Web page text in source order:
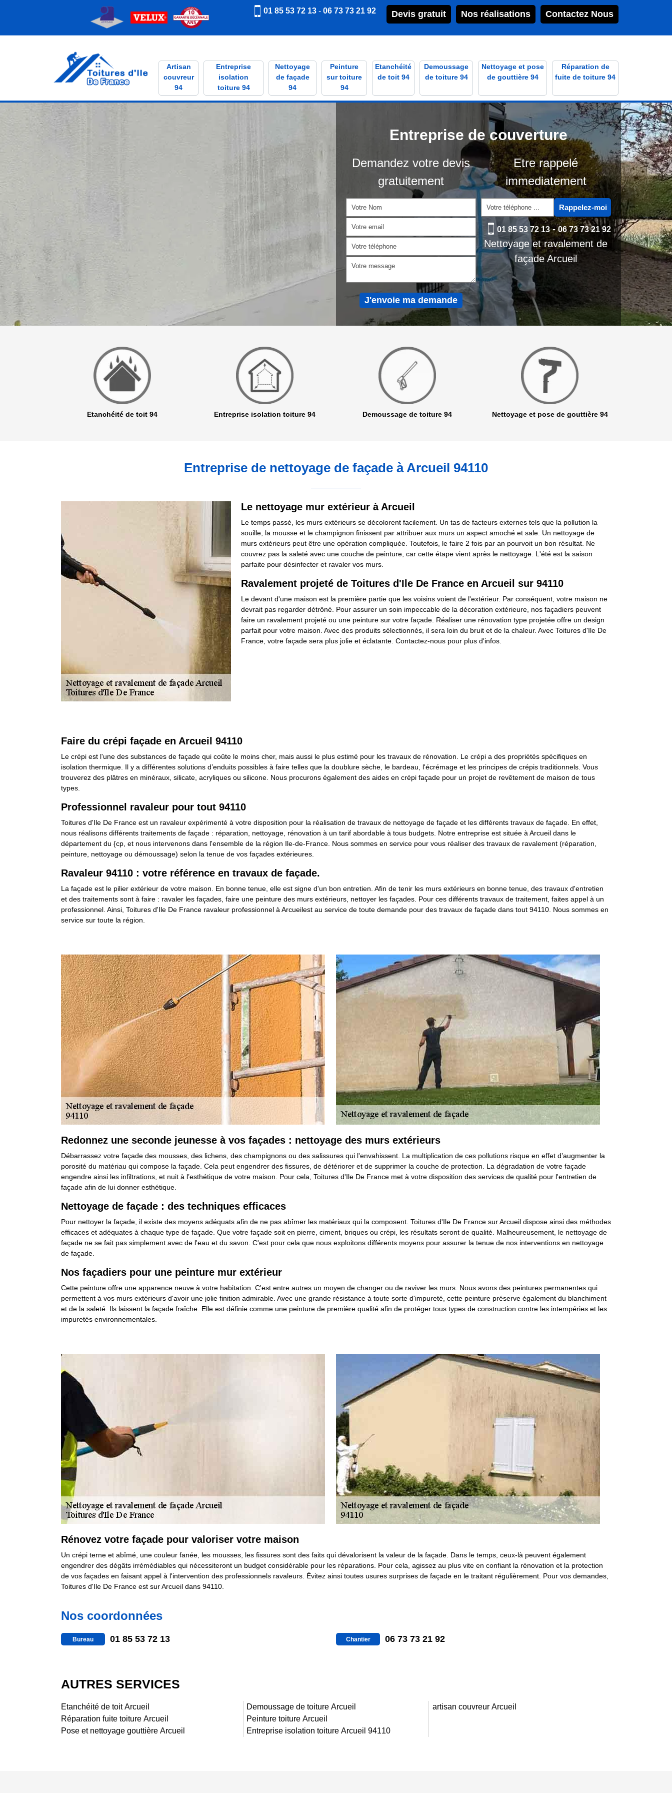
Devis gratuit Nos réalisations Contactez Nous
01 85 53 72 13 - 06 73 73 21 92
Artisan
couvreur
94
Entreprise
isolation
toiture 94
Nettoyage
de façade
94
Peinture
sur toiture
94
Etanchéité
de toit 94
Demoussage
de toiture 94
Nettoyage et pose
de gouttière 94
Réparation de
fuite de toiture 94
Entreprise de couverture
Demandez votre devis
gratuitement
Etre rappelé
immediatement
01 85 53 72 13-06 73 73 21 92
Nettoyage et ravalement de
façade Arcueil
Etanchéité de toit 94 Entreprise isolation toiture 94 Demoussage de toiture 94 Nettoyage et pose de gouttière 94
Entreprise de nettoyage de façade à Arcueil 94110
Le nettoyage mur extérieur à Arcueil
Le temps passé, les murs extérieurs se décolorent facilement. Un tas de facteurs externes tels que la pollution la
souille, la mousse et le champignon finissent par attribuer aux murs un aspect amoché et sale. Un nettoyage de
murs extérieurs peut être une opération compliquée. Toutefois, le faire 2 fois par an pourvoit un bon résultat. Ne
couvrez pas la saleté avec une couche de peinture, car cette étape vient après le nettoyage. L'été est la saison
parfaite pour désinfecter et ravaler vos murs.
Ravalement projeté de Toitures d'Ile De France en Arcueil sur 94110
Le devant d'une maison est la première partie que les voisins voient de l'extérieur. Par conséquent, votre maison ne
devrait pas regarder détrôné. Pour assurer un soin impeccable de la décoration extérieure, nos façadiers peuvent
faire un ravalement projeté ou une peinture sur votre façade. Réaliser une rénovation type projetée offre un design
parfait pour votre maison. Avec des produits sélectionnés, il sera loin du bruit et de la chaleur. Avec Toitures d'Ile De
France, votre façade sera plus jolie et éclatante. Contactez-nous pour plus d'infos.
Faire du crépi façade en Arcueil 94110
Le crépi est l'une des substances de façade qui coûte le moins cher, mais aussi le plus estimé pour les travaux de rénovation. Le crépi a des propriétés spécifiques en
isolation thermique. Il y a différentes solutions d’enduits possibles à faire telles que la doublure sèche, le bardeau, l'écrémage et les principes de crépis traditionnels. Vous
trouverez des plâtres en minéraux, silicate, acryliques ou silicone. Nous procurons également des aides en crépi façade pour un projet de revêtement de maison de tous
types.
Professionnel ravaleur pour tout 94110
Toitures d'Ile De France est un ravaleur expérimenté à votre disposition pour la réalisation de travaux de nettoyage de façade et les différents travaux de façade. En effet,
nous réalisons différents traitements de façade : réparation, nettoyage, rénovation à un tarif abordable à tous budgets. Notre entreprise est située à Arcueil dans le
département du {cp, et nous intervenons dans l'ensemble de la région Ile-de-France. Nous sommes en service pour vous réaliser des travaux de ravalement (réparation,
peinture, nettoyage ou démoussage) selon la tenue de vos façades extérieures.
Ravaleur 94110 : votre référence en travaux de façade.
La façade est le pilier extérieur de votre maison. En bonne tenue, elle est signe d'un bon entretien. Afin de tenir les murs extérieurs en bonne tenue, des travaux d'entretien
et des traitements sont à faire : ravaler les façades, faire une peinture des murs extérieurs, nettoyer les façades. Pour ces différents travaux de traitement, faites appel à un
professionnel. Ainsi, Toitures d'Ile De France ravaleur professionnel à Arcueilest au service de toute demande pour des travaux de façade dans tout 94110. Nous sommes en
service sur toute la région.
Redonnez une seconde jeunesse à vos façades : nettoyage des murs extérieurs
Débarrassez votre façade des mousses, des lichens, des champignons ou des salissures qui l'envahissent. La multiplication de ces pollutions risque en effet d’augmenter la
porosité du matériau qui compose la façade. Cela peut engendrer des fissures, de détériorer et de supprimer la couche de protection. La dégradation de votre façade
engendre ainsi les infiltrations, et nuit à l’esthétique de votre maison. Pour cela, Toitures d'Ile De France met à votre disposition des services de qualité pour l'entretien de
façade afin de lui donner esthétique.
Nettoyage de façade : des techniques efficaces
Pour nettoyer la façade, il existe des moyens adéquats afin de ne pas abîmer les matériaux qui la composent. Toitures d'Ile De France sur Arcueil dispose ainsi des méthodes
efficaces et adéquates à chaque type de façade. Que votre façade soit en pierre, ciment, briques ou crépi, les résultats seront de qualité. Malheureusement, le nettoyage de
façade ne se fait pas simplement avec de l'eau et du savon. C'est pour cela que nous exploitons différents moyens pour assurer la tenue de nos interventions en nettoyage
de façade.
Nos façadiers pour une peinture mur extérieur
Cette peinture offre une apparence neuve à votre habitation. C'est entre autres un moyen de changer ou de raviver les murs. Nous avons des peintures permanentes qui
permettent à vos murs extérieurs d'avoir une jolie finition admirable. Avec une grande résistance à toute sorte d'impureté, cette peinture préserve également du blanchiment
et de la saleté. Ils laissent la façade fraîche. Elle est définie comme une peinture de première qualité afin de protéger tous types de construction contre les intempéries et les
impuretés environnementales.
Rénovez votre façade pour valoriser votre maison
Un crépi terne et abîmé, une couleur fanée, les mousses, les fissures sont des faits qui dévalorisent la valeur de la façade. Dans le temps, ceux-là peuvent également
engendrer des dégâts irrémédiables qui nécessiteront un budget considérable pour les réparations. Pour cela, agissez au plus vite en confiant la rénovation et la protection
de vos façades en faisant appel à l'intervention des professionnels ravaleurs. Évitez ainsi toutes usures surprises de façade en le traitant régulièrement. Pour vos demandes,
Toitures d'Ile De France est sur Arcueil dans 94110.
Nos coordonnées
Bureau 01 85 53 72 13 Chantier 06 73 73 21 92
AUTRES SERVICES
Etanchéité de toit Arcueil
Réparation fuite toiture Arcueil
Pose et nettoyage gouttière Arcueil
Demoussage de toiture Arcueil
Peinture toiture Arcueil
Entreprise isolation toiture Arcueil 94110
artisan couvreur Arcueil